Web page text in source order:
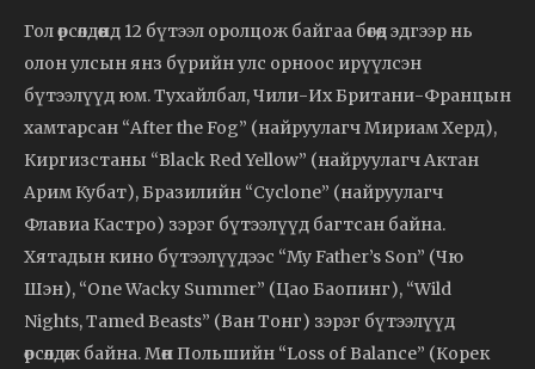
Гол өрсөлдөөнд 12 бүтээл оролцож байгаа бөгөөд эдгээр нь
олон улсын янз бүрийн улс орноос ирүүлсэн
бүтээлүүд юм. Тухайлбал, Чили-Их Британи-Францын
хамтарсан “After the Fog” (найруулагч Мириам Херд),
Киргизстаны “Black Red Yellow” (найруулагч Актан
Арим Кубат), Бразилийн “Cyclone” (найруулагч
Флавиа Кастро) зэрэг бүтээлүүд багтсан байна.
Хятадын кино бүтээлүүдээс “My Father’s Son” (Чю
Шэн), “One Wacky Summer” (Цао Баопинг), “Wild
Nights, Tamed Beasts” (Ван Тонг) зэрэг бүтээлүүд
өрсөлдөж байна. Мөн Польшийн “Loss of Balance” (Корек